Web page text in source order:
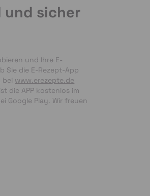
und sicher
und Ihre E-
Sie die E-Rezept-App
bei www.erezepte.de
die APP kostenlos im
Google Play. Wir freuen